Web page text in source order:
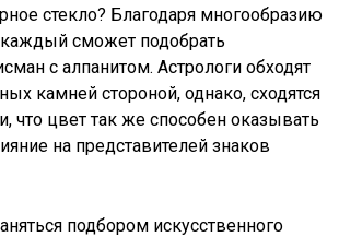
стекло? Благодаря многообразию
каждый сможет подобрать
с алпанитом. Астрологи обходят
камней стороной, однако, сходятся
что цвет так же способен оказывать
на представителей знаков
подбором искусственного